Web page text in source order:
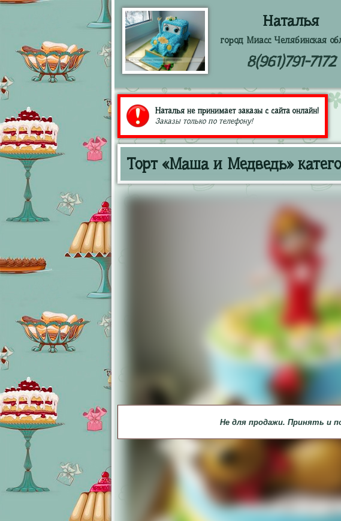
Наталья
город Миасс Челябинская
8(961)791-7172
Наталья не принимает заказы с сайта онлайн!
Заказы только по телефону!
Торт «Маша и Медведь»
Не для продажи. Принять и